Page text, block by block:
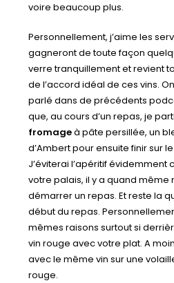
voire beaucoup plus.
Personnellement, j’aime les
gagneront de toute façon
verre tranquillement et revient
de l’accord idéal de ces vins.
parlé dans de précédents
que, au cours d’un repas, je
fromageà pâte persillée, un
d’Ambert pour ensuite finir sur
J’éviterai l’apéritif évidemment
votre palais, il y a quand même
démarrer un repas. Et reste la
début du repas.
mêmes raisons surtout si
vin rouge avec votre plat. A
avec le même vin sur une
rouge.